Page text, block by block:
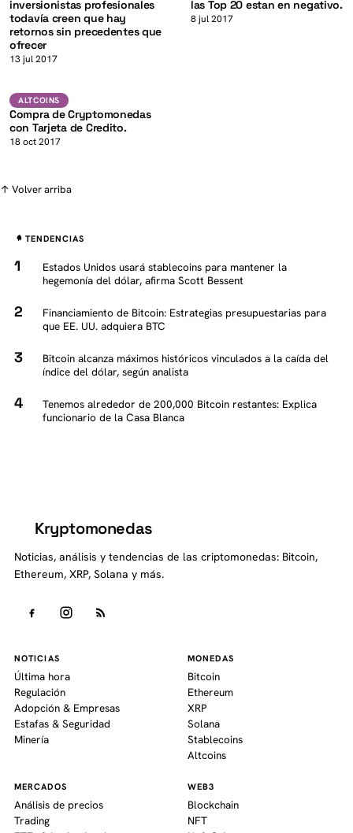
inversionistas profesionales
todavía creen que hay
retornos sin precedentes que
ofrecer
13 jul 2017
las Top 20 estan en negativo.
8 jul 2017
Altcoins K
ALTCOINS
Compra de Cryptomonedas
con Tarjeta de Credito.
18 oct 2017
↑ Volver arriba
TENDENCIAS
Estados Unidos usará stablecoins para mantener la
hegemonía del dólar, afirma Scott Bessent
Financiamiento de Bitcoin: Estrategias presupuestarias para
que EE. UU. adquiera BTC
Bitcoin alcanza máximos históricos vinculados a la caída del
índice del dólar, según analista
Tenemos alrededor de 200,000 Bitcoin restantes: Explica
funcionario de la Casa Blanca
Kryptomonedas
Noticias, análisis y tendencias de las criptomonedas: Bitcoin,
Ethereum, XRP, Solana y más.
NOTICIAS
Última hora
Regulación
Adopción & Empresas
Estafas & Seguridad
Minería
MONEDAS
Bitcoin
Ethereum
XRP
Solana
Stablecoins
Altcoins
MERCADOS
Análisis de precios
Trading
WEB3
Blockchain
NFT